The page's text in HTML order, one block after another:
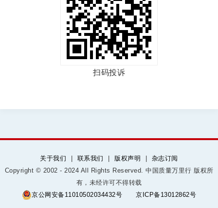
扫码投诉
关于我们 | 联系我们 | 版权声明 |
杂志订阅
Copyright © 2002 - 2024 All Rights Reserved. 中国质量万里行 版权所
有，未经许可不得转载
京公网安备11010502034432号
京ICP备13012862号